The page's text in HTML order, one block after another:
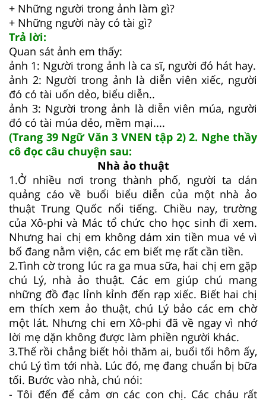
+ Những người trong ảnh làm gì?
+ Những người này có tài gì?
Trả lời:
Quan sát ảnh em thấy:
ảnh 1: Người trong ảnh là ca sĩ, người đó hát hay.
ảnh 2: Người trong ảnh là diễn viên xiếc, người
đó có tài uốn dẻo, biểu diễn..
ảnh 3: Người trong ảnh là diễn viên múa, người
đó có tài múa dẻo, mềm mại....
(Trang 39 Ngữ Văn 3 VNEN tập 2) 2. Nghe thầy
cô đọc câu chuyện sau:
Nhà ảo thuật
1.Ở nhiều nơi trong thành phố, người ta dán
quảng cáo về buổi biểu diễn của một nhà ảo
thuật Trung Quốc nổi tiếng. Chiều nay, trường
của Xô-phi và Mác tổ chức cho học sinh đi xem.
Nhưng hai chị em không dám xin tiền mua vé vì
bố đang nằm viện, các em biết mẹ rất cần tiền.
2.Tình cờ trong lúc ra ga mua sữa, hai chị em gặp
chú Lý, nhà ảo thuật. Các em giúp chú mang
những đồ đạc lỉnh kỉnh đến rạp xiếc. Biết hai chị
em thích xem ảo thuật, chú Lý bảo các em chờ
một lát. Nhưng chi em Xô-phi đã về ngay vì nhớ
lời mẹ dặn không được làm phiền người khác.
3.Thế rồi chẳng biết hỏi thăm ai, buổi tối hôm ấy,
chú Lý tìm tới nhà. Lúc đó, mẹ đang chuẩn bị bữa
tối. Bước vào nhà, chú nói:
- Tôi đến để cảm ơn các con chị. Các cháu rất